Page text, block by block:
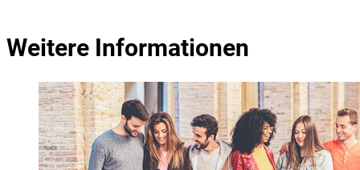
Weitere Informationen